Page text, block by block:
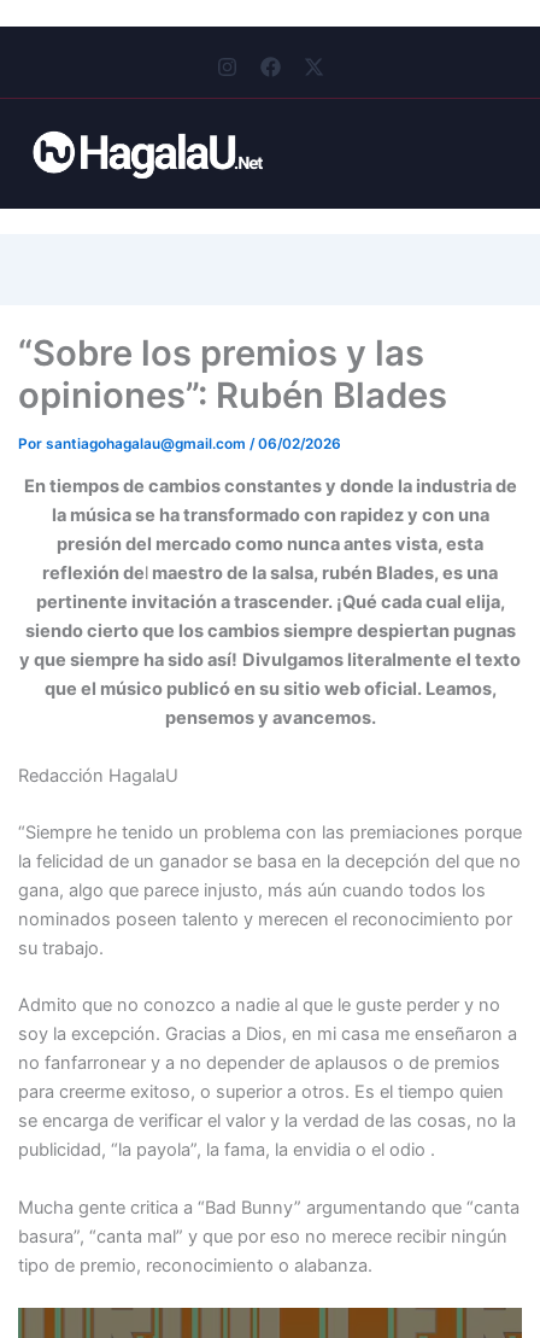
n
r
m
a
-
r
“Sobre los premios y las
opiniones”: Rubén Blades
Por santiagohagalau@gmail.com /06/02/2026
En tiempos de cambios constantes y donde la industria de
la música se ha transformado con rapidez y con una
presión del mercado como nunca antes vista, esta
reflexión del maestro de la salsa, rubén Blades, es una
pertinente invitación a trascender. ¡Qué cada cual elija,
siendo cierto que los cambios siempre despiertan pugnas
y que siempre ha sido así! Divulgamos literalmente el texto
que el músico publicó en su sitio web oficial. Leamos,
pensemos y avancemos.
Redacción HagalaU
“Siempre he tenido un problema con las premiaciones porque
la felicidad de un ganador se basa en la decepción del que no
gana, algo que parece injusto, más aún cuando todos los
nominados poseen talento y merecen el reconocimiento por
su trabajo.
Admito que no conozco a nadie al que le guste perder y no
soy la excepción. Gracias a Dios, en mi casa me enseñaron a
no fanfarronear y a no depender de aplausos o de premios
para creerme exitoso, o superior a otros. Es el tiempo quien
se encarga de verificar el valor y la verdad de las cosas, no la
publicidad, “la payola”, la fama, la envidia o el odio .
Mucha gente critica a “Bad Bunny” argumentando que “canta
basura”, “canta mal” y que por eso no merece recibir ningún
tipo de premio, reconocimiento o alabanza.